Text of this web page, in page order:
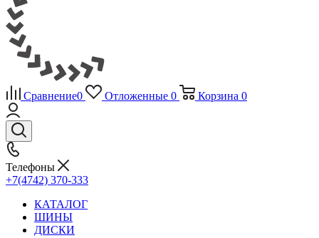
Сравнение0 Отложенные 0 Корзина 0
Телефоны
+7(4742) 370-333
КАТАЛОГ
ШИНЫ
ДИСКИ